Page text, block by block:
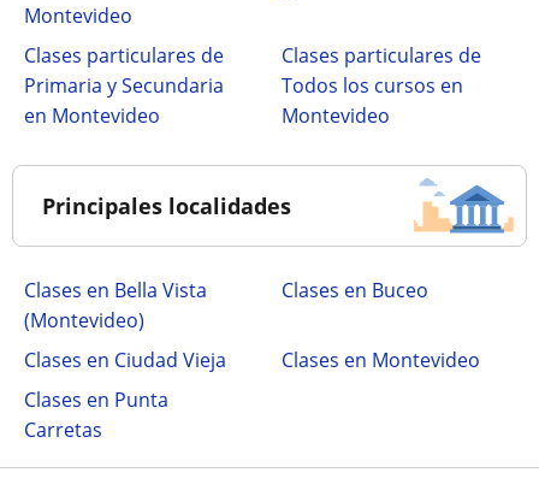
Montevideo
Clases particulares de
Primaria y Secundaria
en Montevideo
Clases particulares de
Todos los cursos en
Montevideo
Principales localidades
Clases en Bella Vista
(Montevideo)
Clases en Buceo
Clases en Ciudad Vieja
Clases en Montevideo
Clases en Punta
Carretas